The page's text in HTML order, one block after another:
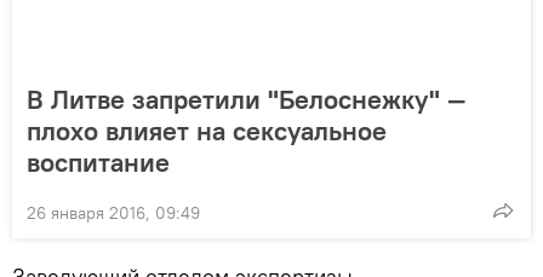
В Литве запретили "Белоснежку" —
плохо влияет на сексуальное
воспитание
26 января 2016, 09:49